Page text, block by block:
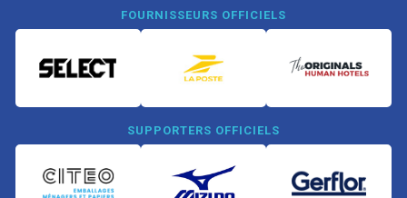
FOURNISSEURS OFFICIELS
SUPPORTERS OFFICIELS